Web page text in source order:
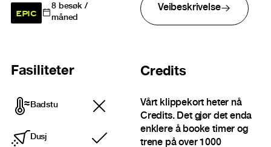
EPIC 8besøk /
måned
Fasiliteter
Badstu
Dusj
Inkludert
Veibeskrivelse
Credits
Vårt klippekort heter nå
Credits. Det gjør det enda
enklere å booke timer og
trene på over 1000